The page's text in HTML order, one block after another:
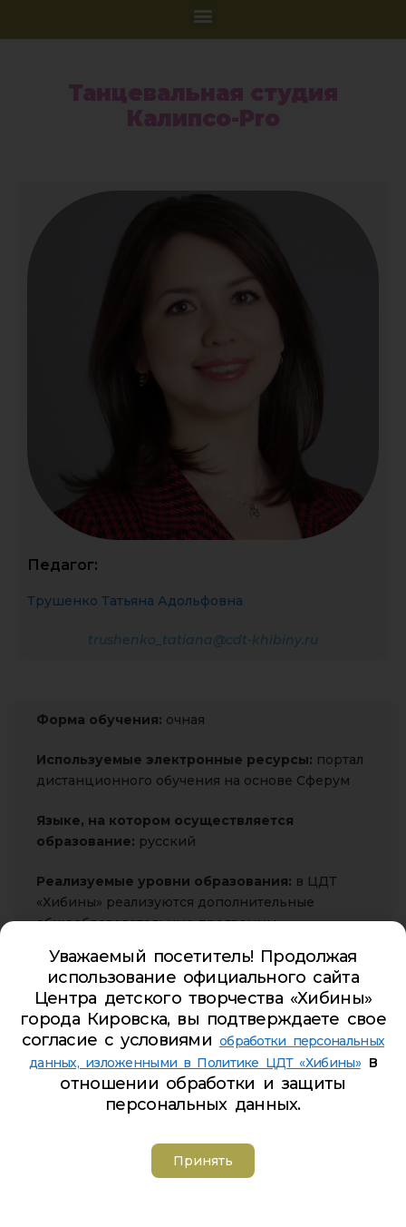
Танцевальная студия
Калипсо-Pro
Педагог:
Трушенко Татьяна Адольфовна
trushenko_tatiana@cdt-khibiny.ru
Форма обучения: очная
Используемые электронные ресурсы: портал
дистанционного обучения на основе Сферум
Языке, на котором осуществляется
образование: русский
Реализуемые уровни образования: в ЦДТ
«Хибины» реализуются дополнительные
общеобразовательные программы.
Практика обучающихся: в образовательном
процессе ЦДТ «Хибины» производственная
практика и стажировка обучающихся не
предусматривается.
Возраст:12-16 лет
Направленность:Художественная
Срок обучения:1 год
Уважаемый посетитель! Продолжая
использование официального сайта
Центра детского творчества «Хибины»
города Кировска, вы подтверждаете свое
согласие с условиями обработки персональных
данных, изложенными в Политике ЦДТ «Хибины»в
отношении обработки и защиты
персональных данных.
Принять